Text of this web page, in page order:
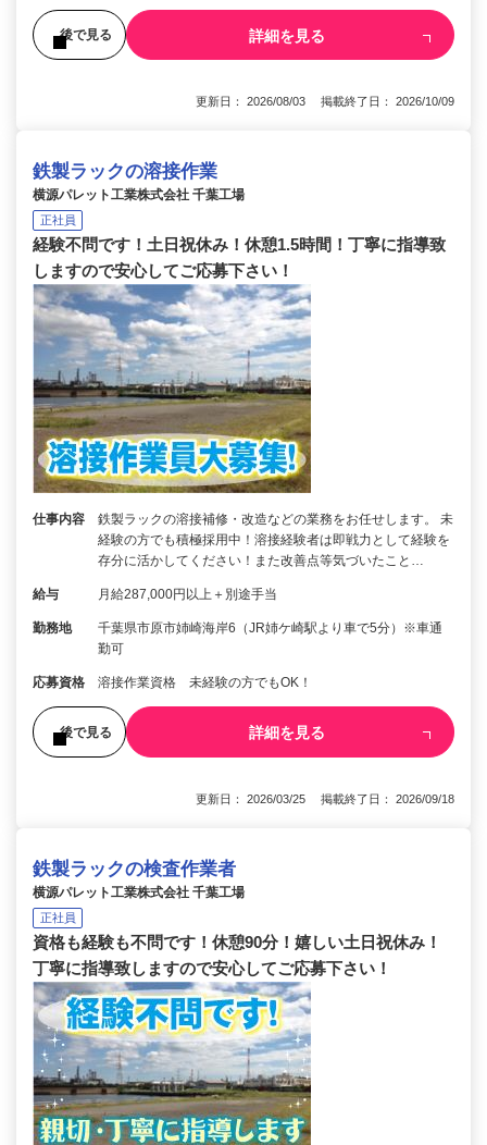
後で見る 詳細を見る
更新日： 2026/08/03 掲載終了日： 2026/10/09
鉄製ラックの溶接作業
横源パレット工業株式会社 千葉工場
正社員
経験不問です！土日祝休み！休憩1.5時間！丁寧に指導致
しますので安心してご応募下さい！
仕事内容
鉄製ラックの溶接補修・改造などの業務をお任せします。 未
経験の方でも積極採用中！溶接経験者は即戦力として経験を
存分に活かしてください！また改善点等気づいたこと…
給与 月給287,000円以上＋別途手当
勤務地
千葉県市原市姉崎海岸6（JR姉ケ崎駅より車で5分）※車通
勤可
応募資格 溶接作業資格 未経験の方でもOK！
後で見る 詳細を見る
更新日： 2026/03/25 掲載終了日： 2026/09/18
鉄製ラックの検査作業者
横源パレット工業株式会社 千葉工場
正社員
資格も経験も不問です！休憩90分！嬉しい土日祝休み！
丁寧に指導致しますので安心してご応募下さい！